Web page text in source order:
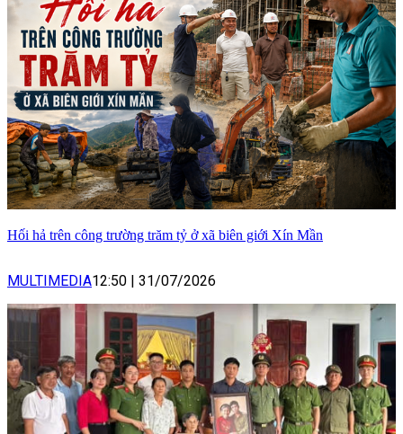
Hối hả trên công trường trăm tỷ ở xã biên giới Xín Mần
MULTIMEDIA12:50 31/07/2026